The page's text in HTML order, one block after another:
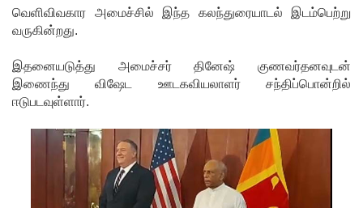
பதவியேற்
பு!
எதிர்க்கட்
சித்
சந்தித்தார்
வெளிவிவகார அமைச்சில் இந்த கலந்துரையாடல் இடம்பெற்று
வருகின்றது.
இதனையடுத்து அமைச்சர் தினேஷ் குணவர்தனவுடன்
இணைந்து விஷேட ஊடகவியலாளர் சந்திப்பொன்றில்
ஈடுபடவுள்ளார்.